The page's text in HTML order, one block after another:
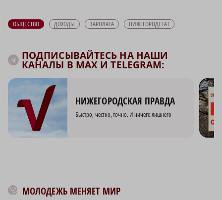
ОБЩЕСТВО ДОХОДЫ ЗАРПЛАТА НИЖЕГОРОДСТАТ
ПОДПИСЫВАЙТЕСЬ НА НАШИ
КАНАЛЫ В MAX И TELEGRAM:
НИЖЕГОРОДСКАЯ ПРАВДА
Быстро, честно, точно. И ничего лишнего
МОЛОДЕЖЬ МЕНЯЕТ МИР